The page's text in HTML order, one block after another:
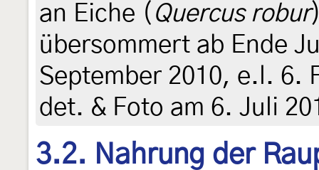
an Eiche ( Quercus robur
übersommert ab Ende
September 2010, e.l. 6.
det. & Foto am 6. Juli
3.2. Nahrung der